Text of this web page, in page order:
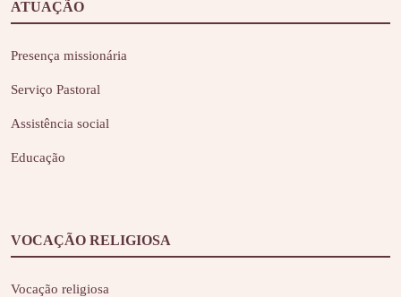
ATUAÇÃO
Presença missionária
Serviço Pastoral
Assistência social
Educação
VOCAÇÃO RELIGIOSA
Vocação religiosa